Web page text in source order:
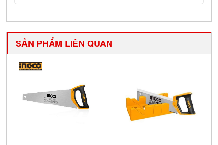
SẢN PHẨM LIÊN QUAN